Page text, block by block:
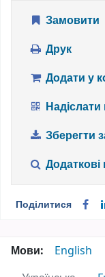
Замовити
Друк
Додати у
Надіслати
Зберегти
Поділитися
Мови:
English